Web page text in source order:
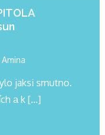
jaksi smutno.
а k […]